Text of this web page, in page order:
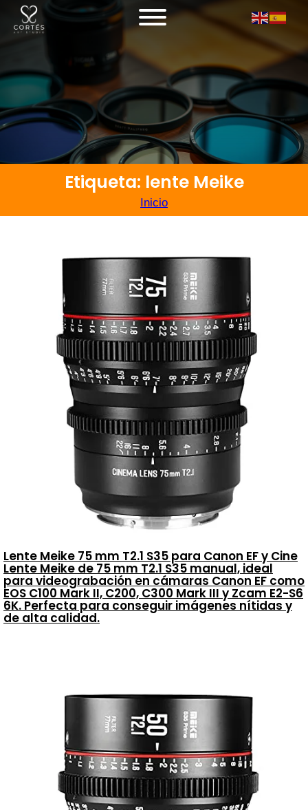
Etiqueta: lente Meike
Inicio
Lente Meike 75 mm T2.1 S35 para Canon EF y Cine
Lente Meike de 75 mm T2.1 S35 manual, ideal
para videograbación en cámaras Canon EF como
EOS C100 Mark II, C200, C300 Mark III y Zcam E2-S6
6K. Perfecta para conseguir imágenes nítidas y
de alta calidad.